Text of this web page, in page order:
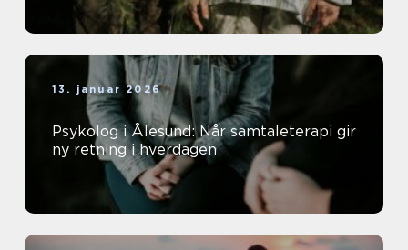
13. januar 2026
Psykolog i Ålesund: Når samtaleterapi gir
ny retning i hverdagen